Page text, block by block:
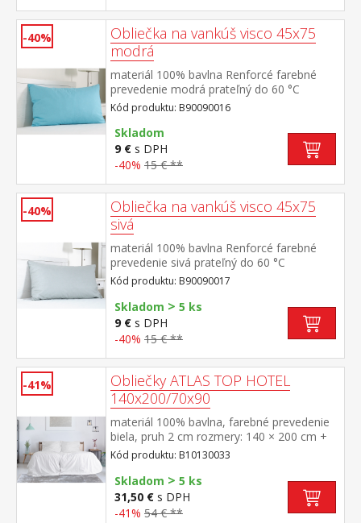
-40%
Obliečka na vankúš visco 45x75
modrá
materiál 100% bavlna Renforcé farebné
prevedenie modrá prateľný do 60 °C
Kód produktu: B90090016
Skladom
9 € s DPH
-40% 15 € **
-40%
Obliečka na vankúš visco 45x75
sivá
materiál 100% bavlna Renforcé farebné
prevedenie sivá prateľný do 60 °C
Kód produktu: B90090017
Skladom > 5 ks
9 € s DPH
-40% 15 € **
-41%
Obliečky ATLAS TOP HOTEL
140x200/70x90
materiál 100% bavlna, farebné prevedenie
biela, pruh 2 cm rozmery: 140 × 200 cm +
70 × 90 cm odolné, nezrážavá úprava,
hotelový uzáver prateľné do 60 °C
Kód produktu: B10130033
Skladom > 5 ks
31,50 € s DPH
-41% 54 € **